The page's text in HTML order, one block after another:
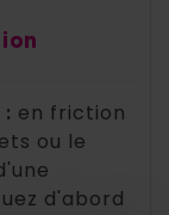
en friction
ou le
d'abord